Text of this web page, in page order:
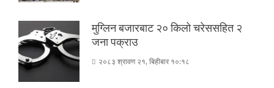
मुग्लिन बजारबाट २० किलो चरेससहित २
जना पक्राउ
२०८३ श्रावण २१, बिहीबार १०:१८